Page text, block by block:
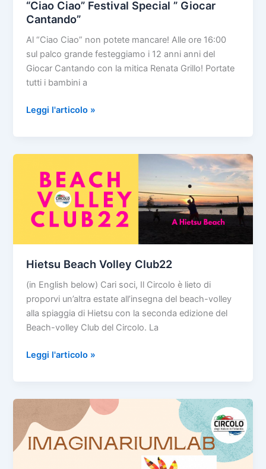
“Ciao Ciao” Festival Special ” Giocar
Cantando”
Al “Ciao Ciao” non potete mancare! Alle ore 16:00
sul palco grande festeggiamo i 12 anni anni del
Giocar Cantando con la mitica Renata Grillo! Portate
tutti i bambini a
“Ciao
Special
Giocar
Cantando”
Leggi l'articolo »
Hietsu Beach Volley Club22
(in English below) Cari soci, Il Circolo è lieto di
proporvi un’altra estate all’insegna del beach-volley
alla spiaggia di Hietsu con la seconda edizione del
Beach-volley Club del Circolo. La
Hietsu
Club22
Leggi l'articolo »